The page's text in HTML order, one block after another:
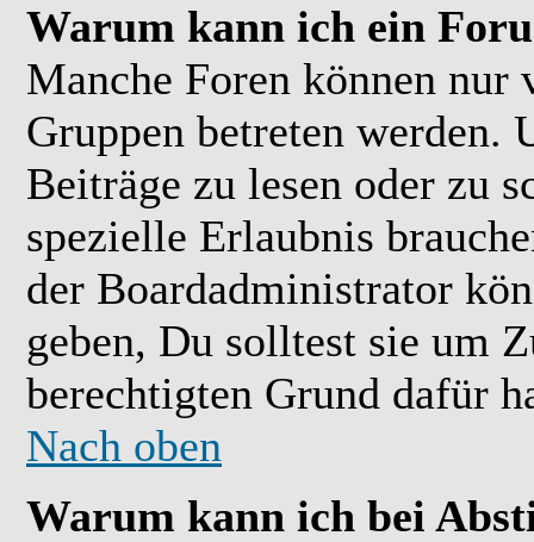
Warum kann ich ein
Manche Foren können nur
Gruppen betreten werden.
Beiträge zu lesen oder zu
spezielle Erlaubnis
der Boardadministrator
geben, Du solltest sie um
berechtigten Grund dafür
Nach oben
Warum kann ich bei